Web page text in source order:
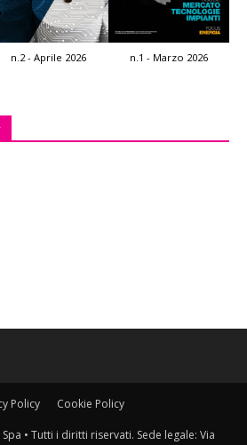
n.2 - Aprile 2026 n.1 - Marzo 2026
Policy Cookie Policy
• Tutti i diritti riservati. Sede legale: Via